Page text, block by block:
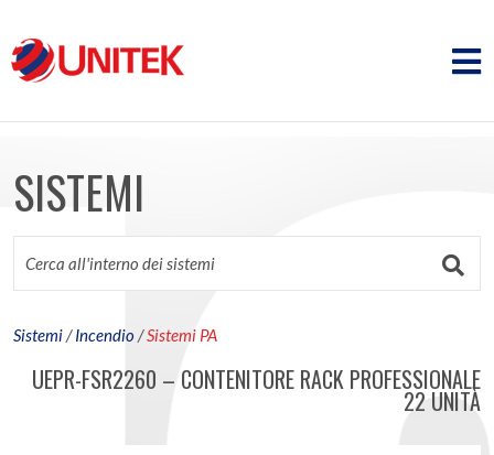
SISTEMI
Sistemi/Incendio /Sistemi PA
UEPR-FSR2260 – CONTENITORE RACK PROFESSIONALE
22 UNITÀ